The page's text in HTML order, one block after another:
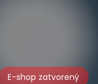
E-shop zatvorený